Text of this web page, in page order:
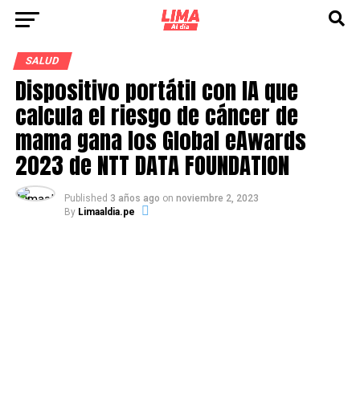
SALUD
Dispositivo portátil con IA que
calcula el riesgo de cáncer de
mama gana los Global eAwards
2023 de NTT DATA FOUNDATION
Published 3 años ago on noviembre 2, 2023
By Limaaldia.pe